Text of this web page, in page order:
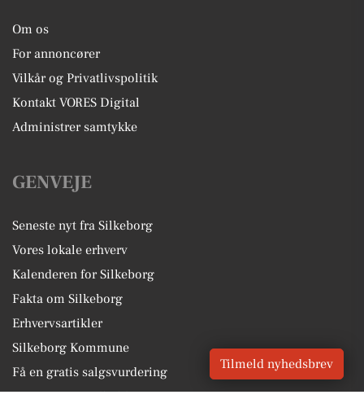
Om os
For annoncører
Vilkår og Privatlivspolitik
Kontakt VORES Digital
Administrer samtykke
GENVEJE
Seneste nyt fra Silkeborg
Vores lokale erhverv
Kalenderen for Silkeborg
Fakta om Silkeborg
Erhvervsartikler
Silkeborg Kommune
Få en gratis salgsvurdering
Tilmeld nyhedsbrev